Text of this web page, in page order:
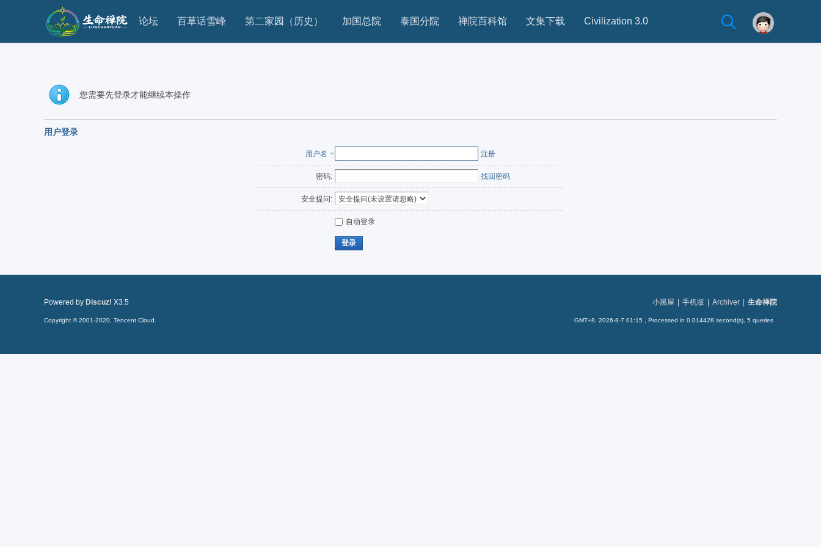
论坛 百草话雪峰 第二家园（历史） 加国总院 泰国分院 禅院百科馆 文集下载 Civilization 3.0
您需要先登录才能继续本操作
用户登录
用户名 注册
密码: 找回密码
安全提问:
自动登录
登录
小黑屋 手机版 Archiver 生命禅院
GMT+8, 2026-8-7 01:15 , Processed in 0.014428 second(s), 5 queries .
Powered by Discuz! X3.5
Copyright © 2001-2020, Tencent Cloud.